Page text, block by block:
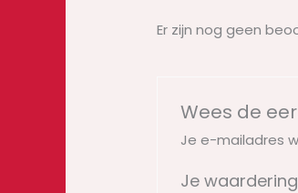
Er zijn nog geen
Wees de
Je e-mailadres
Je waardering